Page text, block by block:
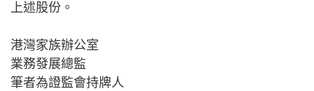
上述股份。
港灣家族辦公室
業務發展總監
筆者為證監會持牌人